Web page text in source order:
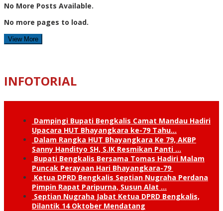
No More Posts Available.
No more pages to load.
View More
INFOTORIAL
Dampingi Bupati Bengkalis Camat Mandau Hadiri
Upacara HUT Bhayangkara ke-79 Tahu…
Dalam Rangka HUT Bhayangkara Ke 79, AKBP
Sanny Handityo SH, S.IK Resmikan Panti …
Bupati Bengkalis Bersama Tomas Hadiri Malam
Puncak Perayaan Hari Bhayangkara-79
Ketua DPRD Bengkalis Septian Nugraha Perdana
Pimpin Rapat Paripurna, Susun Alat …
Septian Nugraha Jabat Ketua DPRD Bengkalis,
Dilantik 14 Oktober Mendatang